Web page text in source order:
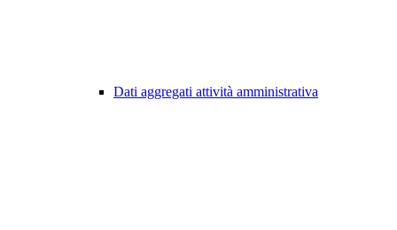
Dati aggregati attività amministrativa